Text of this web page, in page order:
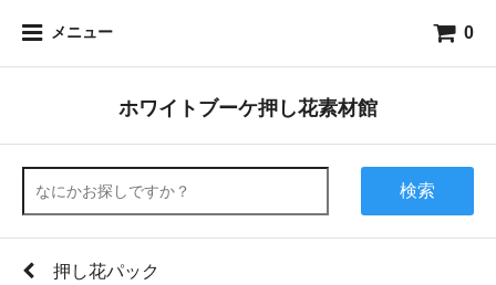
メニュー 0
ホワイトブーケ押し花素材館
検索
押し花パック